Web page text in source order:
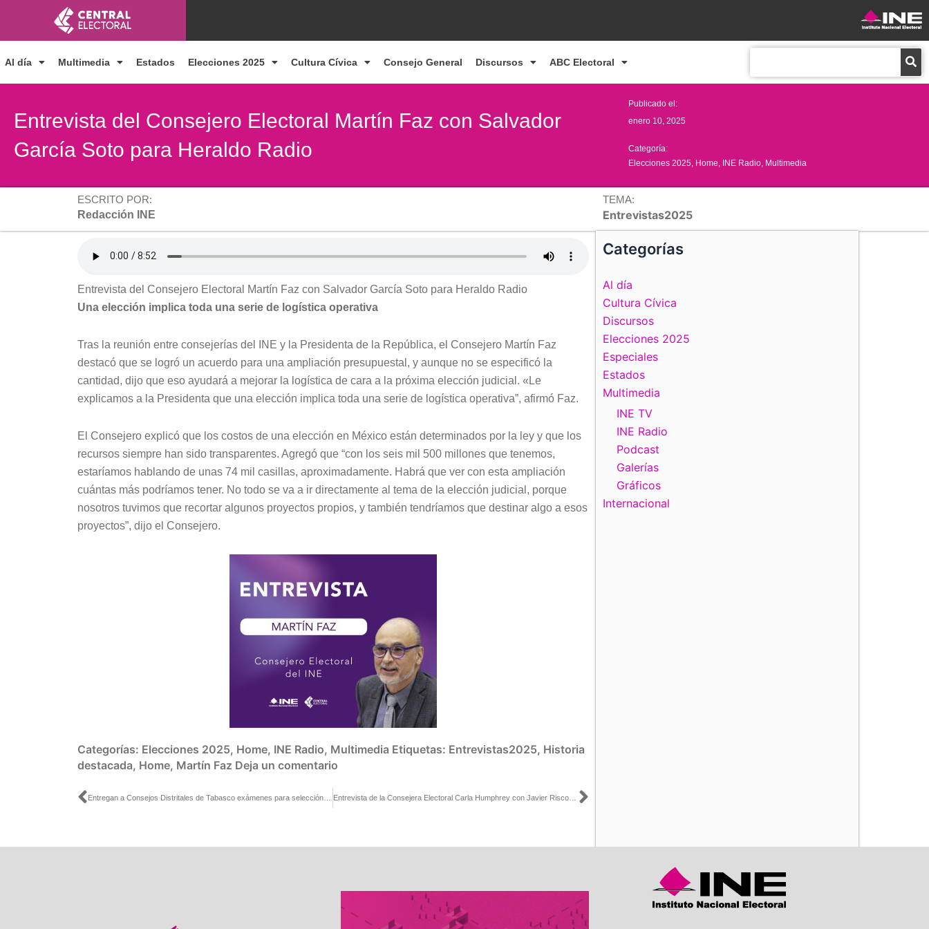
contenido
Al día Multimedia Estados Elecciones 2025 Cultura Cívica Consejo General Discursos ABC Electoral
Entrevista del Consejero Electoral Martín Faz con Salvador
García Soto para Heraldo Radio
Publicado el:
enero 10, 2025
Categoría:
Elecciones 2025 Home INE Radio Multimedia
ESCRITO POR:
Redacción INE
TEMA:
Entrevistas2025
Entrevista del Consejero Electoral Martín Faz con Salvador García Soto para Heraldo Radio
Una elección implica toda una serie de logística operativa
Tras la reunión entre consejerías del INE y la Presidenta de la República, el Consejero Martín Faz
destacó que se logró un acuerdo para una ampliación presupuestal, y aunque no se especificó la
cantidad, dijo que eso ayudará a mejorar la logística de cara a la próxima elección judicial. «Le
explicamos a la Presidenta que una elección implica toda una serie de logística operativa”, afirmó Faz.
El Consejero explicó que los costos de una elección en México están determinados por la ley y que los
recursos siempre han sido transparentes. Agregó que “con los seis mil 500 millones que tenemos,
estaríamos hablando de unas 74 mil casillas, aproximadamente. Habrá que ver con esta ampliación
cuántas más podríamos tener. No todo se va a ir directamente al tema de la elección judicial, porque
nosotros tuvimos que recortar algunos proyectos propios, y también tendríamos que destinar algo a esos
proyectos”, dijo el Consejero.
Categorías: Elecciones 2025, Home, INE Radio, Multimedia Etiquetas: Entrevistas2025, Historia
destacada, Home, Martín Faz Deja un comentario
Ant Siguiente
Categorías
Al día
Cultura Cívica
Discursos
Elecciones 2025
Especiales
Estados
Multimedia
INE TV
INE Radio
Podcast
Galerías
Gráficos
Internacional